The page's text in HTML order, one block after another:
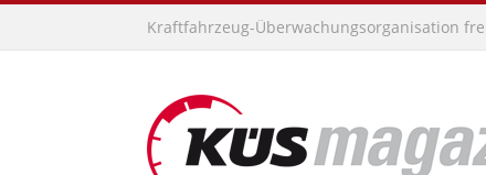
Kraftfahrzeug-Überwachungsorganisation